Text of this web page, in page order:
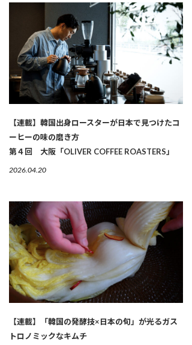
【連載】韓国出身ロースターが日本で見つけたコ
ーヒーの味の磨き方
第４回 大阪「OLIVER COFFEE ROASTERS」
2026.04.20
【連載】「韓国の発酵技×日本の旬」が光るガス
トロノミックなキムチ